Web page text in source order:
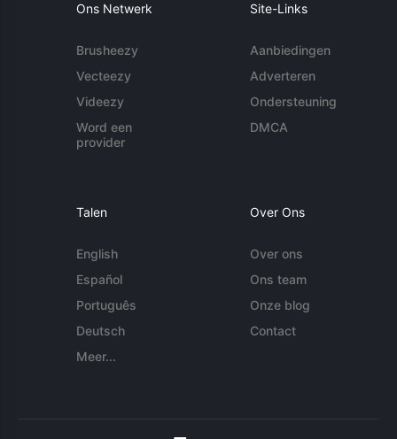
Ons Netwerk
Brusheezy
Vecteezy
Videezy
Word een
provider
Site-Links
Aanbiedingen
Adverteren
Ondersteuning
DMCA
Talen
English
Español
Português
Deutsch
Meer...
Over Ons
Over ons
Ons team
Onze blog
Contact